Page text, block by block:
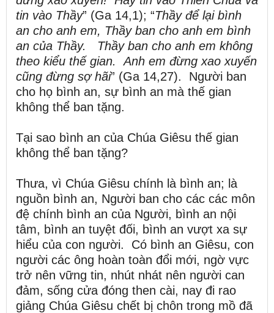
tin vào Thầy” (Ga 14,1); “Thầy để lại bình
an cho anh em, Thầy ban cho anh em bình
an của Thầy.
Thầy ban cho anh em không
theo kiểu thế gian.
Anh em đừng xao xuyến
cũng đừng sợ hãi” (Ga 14,27). Người ban
cho họ bình an, sự bình an mà thế gian
không thể ban tặng.
Tại sao bình an của Chúa Giêsu thế gian
không thể ban tặng?
Thưa, vì Chúa Giêsu chính là bình an; là
nguồn bình an, Người ban cho các các môn
đệ chính bình an của Người, bình an nội
tâm, bình an tuyệt đối, bình an vượt xa sự
hiểu của con người. Có bình an Giêsu, con
người các ông hoàn toàn đổi mới, ngờ vực
trở nên vững tin, nhút nhát nên người can
đảm, sống cửa đóng then cài, nay đi rao
giảng Chúa Giêsu chết bị chôn trong mồ đã